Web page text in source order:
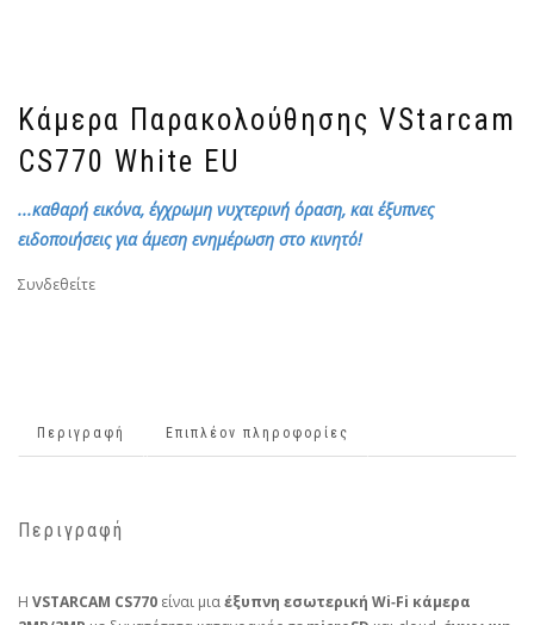
Κάμερα Παρακολούθησης VStarcam
CS770 White EU
...καθαρή εικόνα, έγχρωμη νυχτερινή όραση, και έξυπνες
ειδοποιήσεις για άμεση ενημέρωση στο κινητό!
Συνδεθείτε
Περιγραφή Επιπλέον πληροφορίες
Περιγραφή
Η VSTARCAM CS770 είναι μιαέξυπνη εσωτερική Wi‑Fi κάμερα